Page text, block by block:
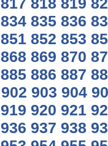
834 835 836
851 852 853
868 869 870
885 886 887
902 903 904
919 920 921
936 937 938